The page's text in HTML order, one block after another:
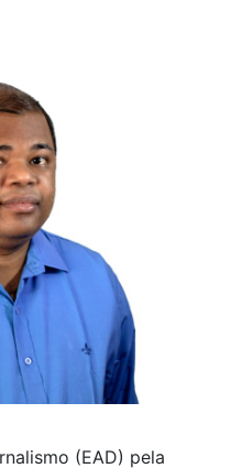
(EAD) pela